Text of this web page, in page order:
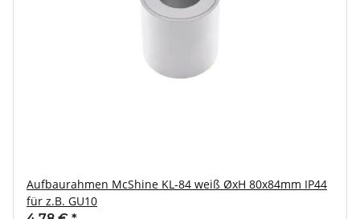
Aufbaurahmen McShine KL-84 weiß ØxH 80x84mm IP44
für z.B. GU10